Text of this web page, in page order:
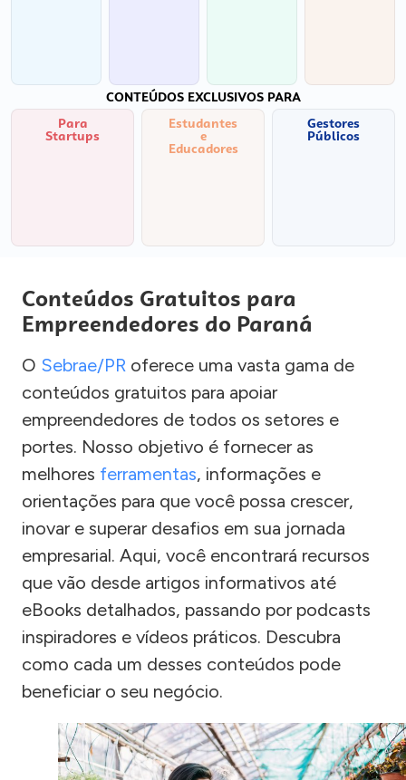
CONTEÚDOS EXCLUSIVOS PARA
Para
Startups
Estudantes
e
Educadores
Gestores
Públicos
Conteúdos Gratuitos para
Empreendedores do Paraná
O Sebrae/PR oferece uma vasta gama de
conteúdos gratuitos para apoiar
empreendedores de todos os setores e
portes. Nosso objetivo é fornecer as
melhores ferramentas, informações e
orientações para que você possa crescer,
inovar e superar desafios em sua jornada
empresarial. Aqui, você encontrará recursos
que vão desde artigos informativos até
eBooks detalhados, passando por podcasts
inspiradores e vídeos práticos. Descubra
como cada um desses conteúdos pode
beneficiar o seu negócio.